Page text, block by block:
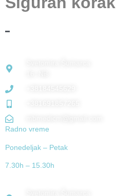
Radno vreme
Ponedeljak – Petak
7.30h – 15.30h